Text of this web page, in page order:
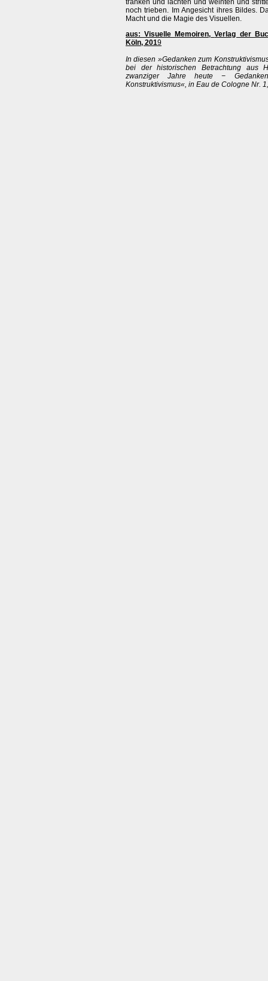
tranken und lachten und weinten und
noch trieben. Im Angesicht ihres Bildes.
Macht und die Magie des Visuellen.
aus: Visuelle Memoiren, Verlag der
Köln, 2019
In diesen »Gedanken zum
bei der historischen Betrachtung aus
zwanziger Jahre heute −
Konstruktivismus«, in Eau de Cologne Nr.